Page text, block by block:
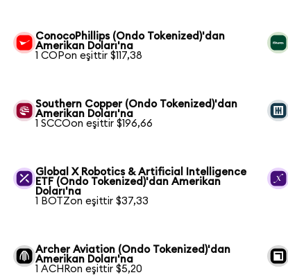
ConocoPhillips (Ondo Tokenized)'dan
Amerikan Doları'na
1 COPon eşittir $117,38
Southern Copper (Ondo Tokenized)'dan
Amerikan Doları'na
1 SCCOon eşittir $196,66
Global X Robotics & Artificial Intelligence
ETF (Ondo Tokenized)'dan Amerikan
Doları'na
1 BOTZon eşittir $37,33
Archer Aviation (Ondo Tokenized)'dan
Amerikan Doları'na
1 ACHRon eşittir $5,20